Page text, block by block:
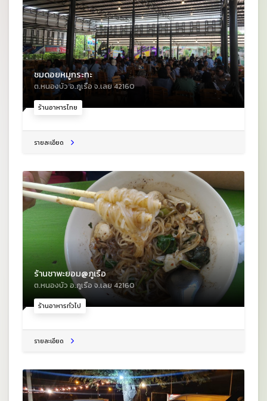
ร้านอาหารไทย
ชมดอยหมูกระทะ
ต.หนองบัว อ.ภูเรือ จ.เลย 42160
รายละเอียด
ร้านอาหารทั่วไป
ร้านชาพะยอม@ภูเรือ
ต.หนองบัว อ.ภูเรือ จ.เลย 42160
รายละเอียด